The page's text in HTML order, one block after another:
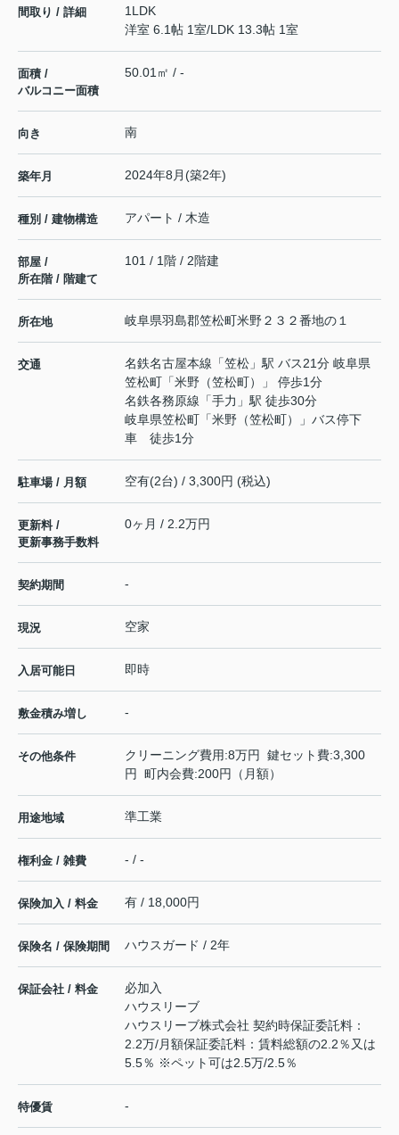
間取り / 詳細
1LDK
洋室 6.1帖 1室/LDK 13.3帖 1室
面積 /
バルコニー面積
50.01㎡ / -
向き 南
築年月 2024年8月(築2年)
種別 / 建物構造 アパート / 木造
部屋 /
所在階 / 階建て
101 / 1階 / 2階建
所在地 岐阜県羽島郡笠松町米野２３２番地の１
交通 名鉄名古屋本線 「笠松 」駅 バス21分 岐阜県
笠松町「米野（笠松町）」 停歩1分
名鉄各務原線 「手力 」駅 徒歩30分
岐阜県笠松町「米野（笠松町）」バス停下
車 徒歩1分
駐車場 / 月額 空有(2台) / 3,300円 (税込)
更新料 /
更新事務手数料
0ヶ月 / 2.2万円
契約期間 -
現況 空家
入居可能日 即時
敷金積み増し -
その他条件
クリーニング費用:8万円 鍵セット費:3,300
円 町内会費:200円（月額）
用途地域 準工業
権利金 / 雑費 - / -
保険加入 / 料金 有 / 18,000円
保険名 / 保険期間 ハウスガード / 2年
保証会社 / 料金
必加入
ハウスリーブ
ハウスリーブ株式会社 契約時保証委託料：
2.2万/月額保証委託料：賃料総額の2.2％又は
5.5％ ※ペット可は2.5万/2.5％
特優賃 -